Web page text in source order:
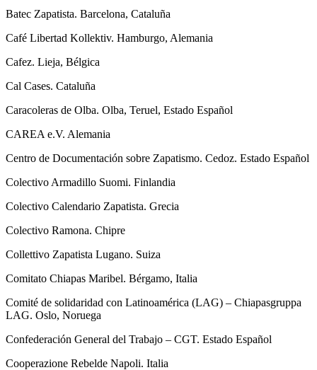
Batec Zapatista. Barcelona, Cataluña
Café Libertad Kollektiv. Hamburgo, Alemania
Cafez. Lieja, Bélgica
Cal Cases. Cataluña
Caracoleras de Olba. Olba, Teruel, Estado Español
CAREA e.V. Alemania
Centro de Documentación sobre Zapatismo. Cedoz. Estado Español
Colectivo Armadillo Suomi. Finlandia
Colectivo Calendario Zapatista. Grecia
Colectivo Ramona. Chipre
Collettivo Zapatista Lugano. Suiza
Comitato Chiapas Maribel. Bérgamo, Italia
Comité de solidaridad con Latinoamérica (LAG) – Chiapasgruppa
LAG. Oslo, Noruega
Confederación General del Trabajo – CGT. Estado Español
Cooperazione Rebelde Napoli. Italia